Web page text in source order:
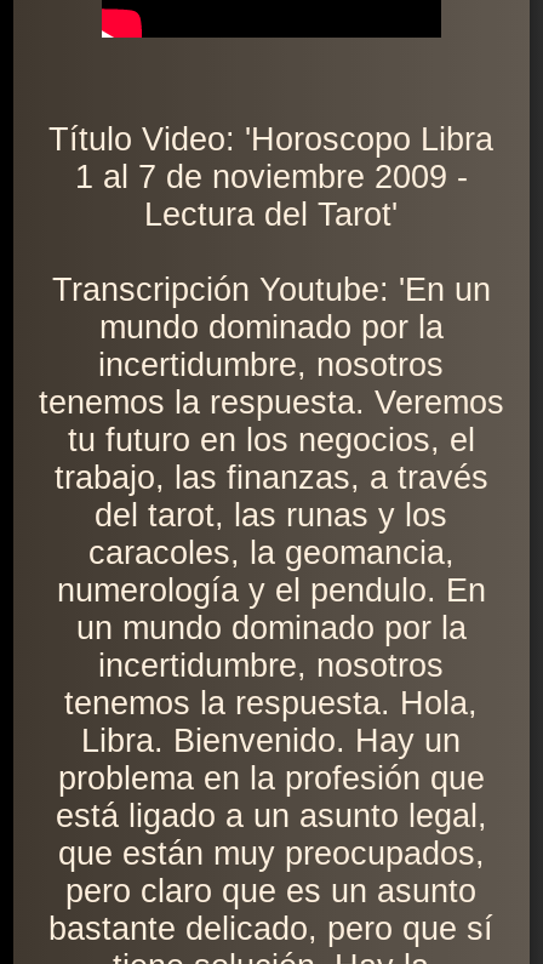
Título Video: 'Horoscopo Libra
1 al 7 de noviembre 2009 -
Lectura del Tarot'
Transcripción Youtube: 'En un
mundo dominado por la
incertidumbre, nosotros
tenemos la respuesta. Veremos
tu futuro en los negocios, el
trabajo, las finanzas, a través
del tarot, las runas y los
caracoles, la geomancia,
numerología y el pendulo. En
un mundo dominado por la
incertidumbre, nosotros
tenemos la respuesta. Hola,
Libra. Bienvenido. Hay un
problema en la profesión que
está ligado a un asunto legal,
que están muy preocupados,
pero claro que es un asunto
bastante delicado, pero que sí